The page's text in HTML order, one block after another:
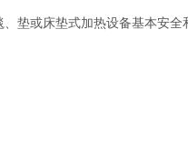
垫或床垫式加热设备基本安